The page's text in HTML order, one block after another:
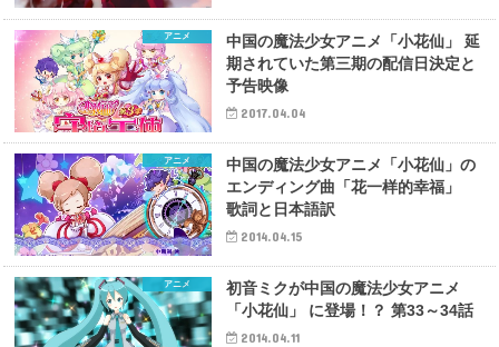
アニメ
中国の魔法少女アニメ「小花仙」 延
期されていた第三期の配信日決定と
予告映像
2017.04.04
アニメ
中国の魔法少女アニメ「小花仙」の
エンディング曲「花一样的幸福」
歌詞と日本語訳
2014.04.15
アニメ
初音ミクが中国の魔法少女アニメ
「小花仙」 に登場！？ 第33～34話
2014.04.11